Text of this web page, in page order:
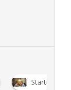
Startup